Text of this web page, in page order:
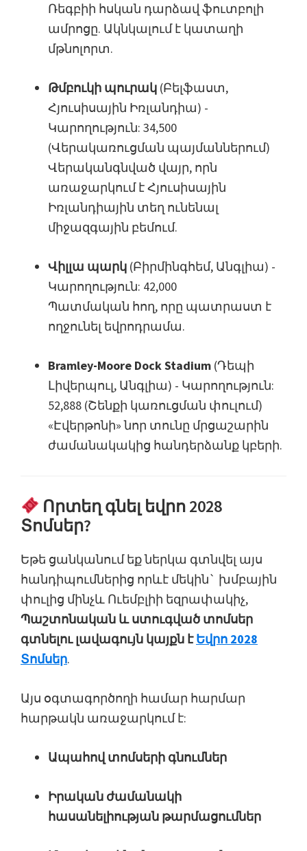
Ռեգբիի հսկան դարձավ ֆուտբոլի
ամրոցը. Ակնկալում է կատաղի
մթնոլորտ.
Թմբուկի պուրակ (Բելֆաստ,
Հյուսիսային Իռլանդիա) -
Կարողություն: 34,500
(Վերակառուցման պայմաններում)
Վերականգնված վայր, որն
առաջարկում է Հյուսիսային
Իռլանդիային տեղ ունենալ
միջազգային բեմում.
Վիլլա պարկ (Բիրմինգհեմ, Անգլիա) -
Կարողություն: 42,000
Պատմական հող, որը պատրաստ է
ողջունել եվրոդրամա.
Bramley-Moore Dock Stadium (Դեպի
Լիվերպուլ, Անգլիա) - Կարողություն:
52,888 (Շենքի կառուցման փուլում)
«Էվերթոնի» նոր տունը մրցաշարին
ժամանակակից հանդերձանք կբերի.
Որտեղ գնել եվրո 2028
Տոմսեր?
Եթե ​​ցանկանում եք ներկա գտնվել այս
հանդիպումներից որևէ մեկին` խմբային
փուլից մինչև Ուեմբլիի եզրափակիչ,
Պաշտոնական և ստուգված տոմսեր
գտնելու լավագույն կայքն էԵվրո 2028
Տոմսեր.
Այս օգտագործողի համար հարմար
հարթակն առաջարկում է:
Ապահով տոմսերի գնումներ
Իրական ժամանակի
հասանելիության թարմացումներ